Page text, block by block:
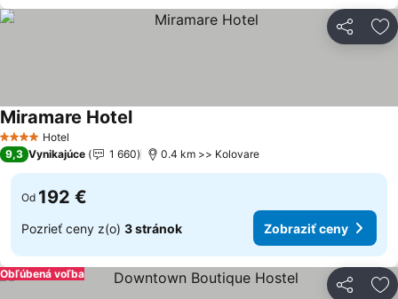
Zdieľať
4 Počet hviezdičiek
Hotel
Miramare HotelZobraziť ceny
9,3 Vynikajúce 1 660 0.4 km >> Kolovare
Od 192 €
Pozrieť ceny z(o) 3 stránok Zobraziť ceny
Zdieľať
Obľúbená voľba